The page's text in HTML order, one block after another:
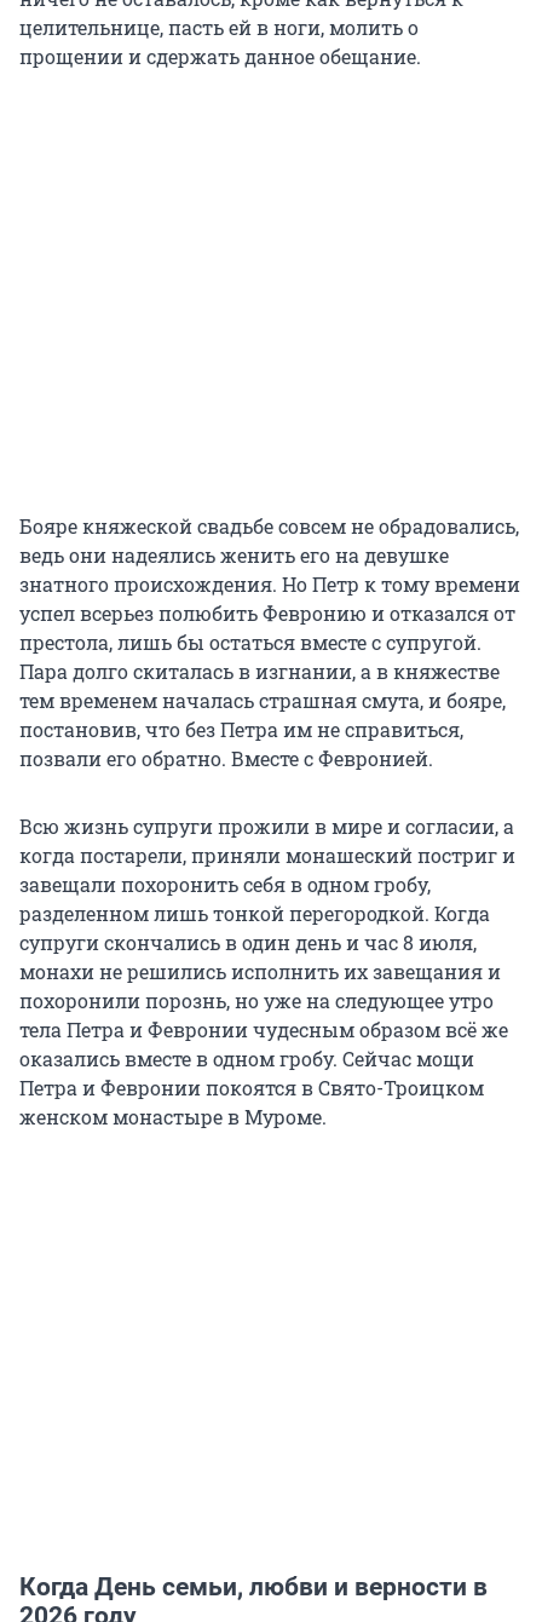
целительнице, пасть ей в ноги, молить о
прощении и сдержать данное обещание.
Бояре княжеской свадьбе совсем не обрадовались,
ведь они надеялись женить его на девушке
знатного происхождения. Но Петр к тому времени
успел всерьез полюбить Февронию и отказался от
престола, лишь бы остаться вместе с супругой.
Пара долго скиталась в изгнании, а в княжестве
тем временем началась страшная смута, и бояре,
постановив, что без Петра им не справиться,
позвали его обратно. Вместе с Февронией.
Всю жизнь супруги прожили в мире и согласии, а
когда постарели, приняли монашеский постриг и
завещали похоронить себя в одном гробу,
разделенном лишь тонкой перегородкой. Когда
супруги скончались в один день и час 8 июля,
монахи не решились исполнить их завещания и
похоронили порознь, но уже на следующее утро
тела Петра и Февронии чудесным образом всё же
оказались вместе в одном гробу. Сейчас мощи
Петра и Февронии покоятся в Свято-Троицком
женском монастыре в Муроме.
Когда День семьи, любви и верности в